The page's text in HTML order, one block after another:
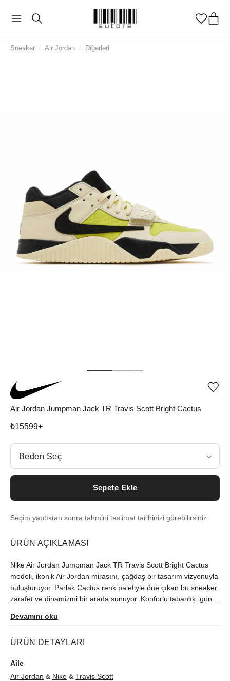
Sneaker / Air Jordan / Diğerleri
Air Jordan Jumpman Jack TR Travis Scott Bright Cactus
₺15599+
Beden Seç
Beden Seç
Sepete Ekle
Seçim yaptıktan sonra tahmini teslimat tarihinizi görebilirsiniz.
ÜRÜN AÇIKLAMASI
Nike Air Jordan Jumpman Jack TR Travis Scott Bright Cactus
modeli, ikonik Air Jordan mirasını, çağdaş bir tasarım vizyonuyla
buluşturuyor. Parlak Cactus renk paletiyle öne çıkan bu sneaker,
zarafet ve dinamizmi bir arada sunuyor. Konforlu tabanlık, gün
seçenekleri arasında benzersiz bir stil vadediyor. Sokak
parçayla stilinizi bir üst seviyeye taşıyın. Stock code ve markanın
Devamını oku
ÜRÜN DETAYLARI
Aile
Air Jordan & Nike & Travis Scott